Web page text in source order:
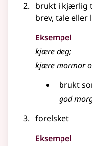
brukt i kjærlig
brev, taleeller
Eksempel
kjære deg;
kjære mormor
brukt
god
forelsket
Eksempel